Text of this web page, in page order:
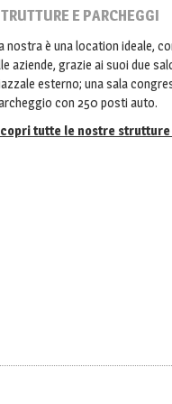
E PARCHEGGI
nostra è una location ideale,
aziende, grazie ai suoi due
esterno; una sala
con 250 posti auto.
tutte le nostre